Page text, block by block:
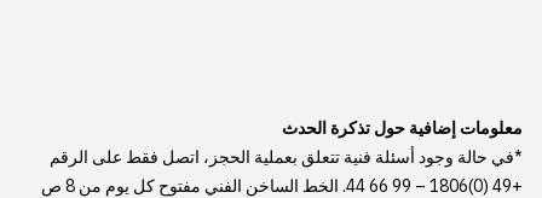
معلومات إضافية حول تذكرة الحدث
*في حالة وجود أسئلة فنية تتعلق بعملية الحجز، اتصل فقط على الرقم
+49 (0)1806 – 99 66 44. الخط الساخن الفني مفتوح كل يوم من 8 ص